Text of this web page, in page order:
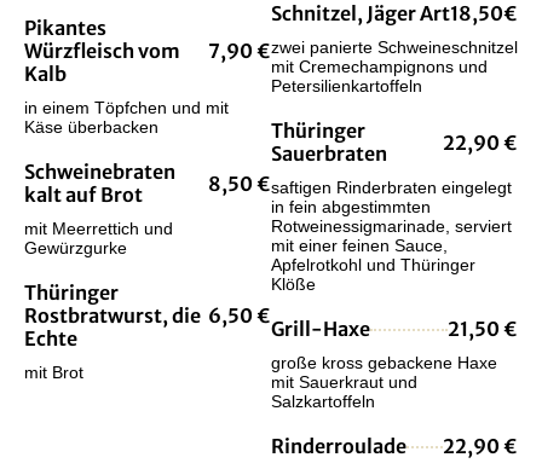
Pikantes
Würzfleisch vom
Kalb
7,90 €
in einem Töpfchen und mit
Käse überbacken
Schweinebraten
kalt auf Brot
8,50 €
mit Meerrettich und
Gewürzgurke
Thüringer
Rostbratwurst, die
Echte
6,50 €
mit Brot
Schnitzel, Jäger Art18,50€
zwei panierte Schweineschnitzel
mit Cremechampignons und
Petersilienkartoffeln
Thüringer
Sauerbraten
22,90 €
saftigen Rinderbraten eingelegt
in fein abgestimmten
Rotweinessigmarinade, serviert
mit einer feinen Sauce,
Apfelrotkohl und Thüringer
Klöße
Grill-Haxe 21,50 €
große kross gebackene Haxe
mit Sauerkraut und
Salzkartoffeln
Rinderroulade 22,90 €